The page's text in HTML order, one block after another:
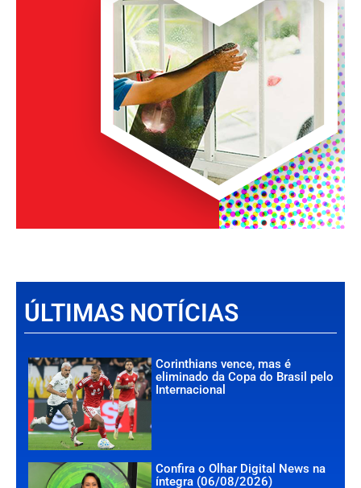
ÚLTIMAS NOTÍCIAS
Corinthians vence, mas é
eliminado da Copa do Brasil pelo
Internacional
Confira o Olhar Digital News na
íntegra (06/08/2026)